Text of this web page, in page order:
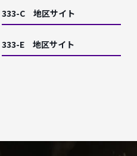
333-C 地区サイト
333-E 地区サイト